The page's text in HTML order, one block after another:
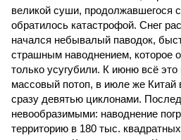
великой суши, продолжавшегося
обратилось катастрофой. Снег
начался небывалый паводок,
страшным наводнением, которое
только усугубили. К июню всё это
массовый потоп, в июле же Китай
сразу девятью циклонами.
невообразимыми: наводнение
территорию в 180 тыс.